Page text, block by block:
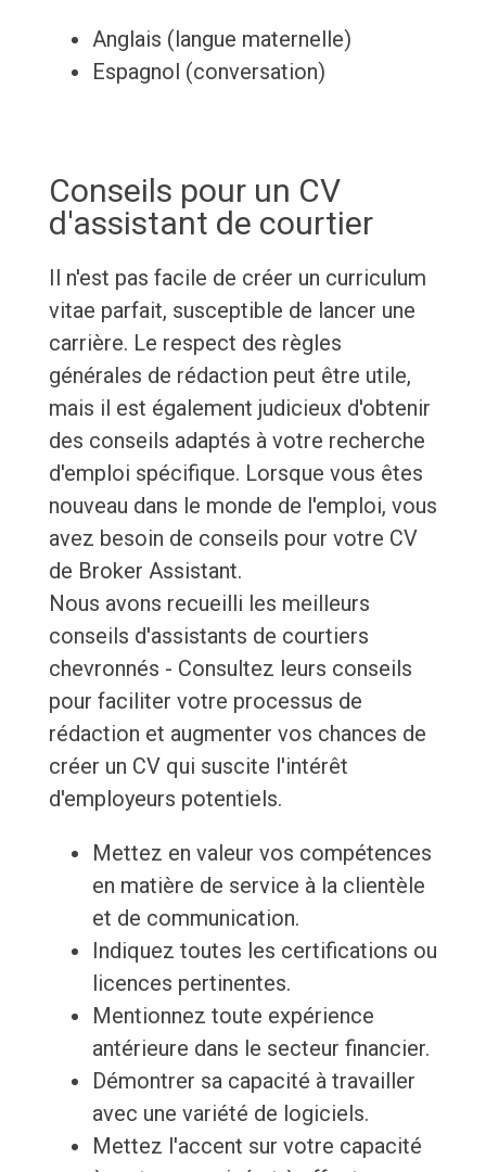
Anglais (langue maternelle)
Espagnol (conversation)
Conseils pour un CV
d'assistant de courtier
Il n'est pas facile de créer un curriculum
vitae parfait, susceptible de lancer une
carrière. Le respect des règles
générales de rédaction peut être utile,
mais il est également judicieux d'obtenir
des conseils adaptés à votre recherche
d'emploi spécifique. Lorsque vous êtes
nouveau dans le monde de l'emploi, vous
avez besoin de conseils pour votre CV
de Broker Assistant.
Nous avons recueilli les meilleurs
conseils d'assistants de courtiers
chevronnés - Consultez leurs conseils
pour faciliter votre processus de
rédaction et augmenter vos chances de
créer un CV qui suscite l'intérêt
d'employeurs potentiels.
Mettez en valeur vos compétences
en matière de service à la clientèle
et de communication.
Indiquez toutes les certifications ou
licences pertinentes.
Mentionnez toute expérience
antérieure dans le secteur financier.
Démontrer sa capacité à travailler
avec une variété de logiciels.
Mettez l'accent sur votre capacité